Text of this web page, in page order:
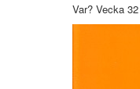
Var? Vecka 32